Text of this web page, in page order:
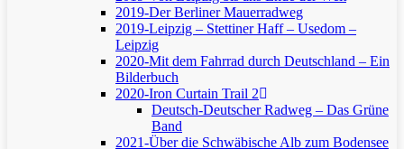
2019-Der Berliner Mauerradweg
2019-Leipzig – Stettiner Haff – Usedom –
Leipzig
2020-Mit dem Fahrrad durch Deutschland – Ein
Bilderbuch
2020-Iron Curtain Trail 2
Deutsch-Deutscher Radweg – Das Grüne
Band
2021-Über die Schwäbische Alb zum Bodensee